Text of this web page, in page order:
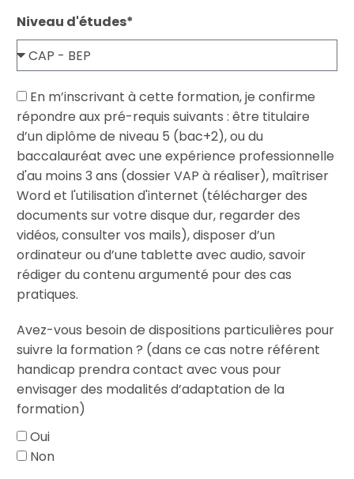
Niveau d'études*
En m’inscrivant à cette formation, je confirme
répondre aux pré-requis suivants : être titulaire
d’un diplôme de niveau 5 (bac+2), ou du
baccalauréat avec une expérience professionnelle
d'au moins 3 ans (dossier VAP à réaliser), maîtriser
Word et l'utilisation d'internet (télécharger des
documents sur votre disque dur, regarder des
vidéos, consulter vos mails), disposer d’un
ordinateur ou d’une tablette avec audio, savoir
rédiger du contenu argumenté pour des cas
pratiques.
Avez-vous besoin de dispositions particulières pour
suivre la formation ? (dans ce cas notre référent
handicap prendra contact avec vous pour
envisager des modalités d’adaptation de la
formation)
Oui
Non